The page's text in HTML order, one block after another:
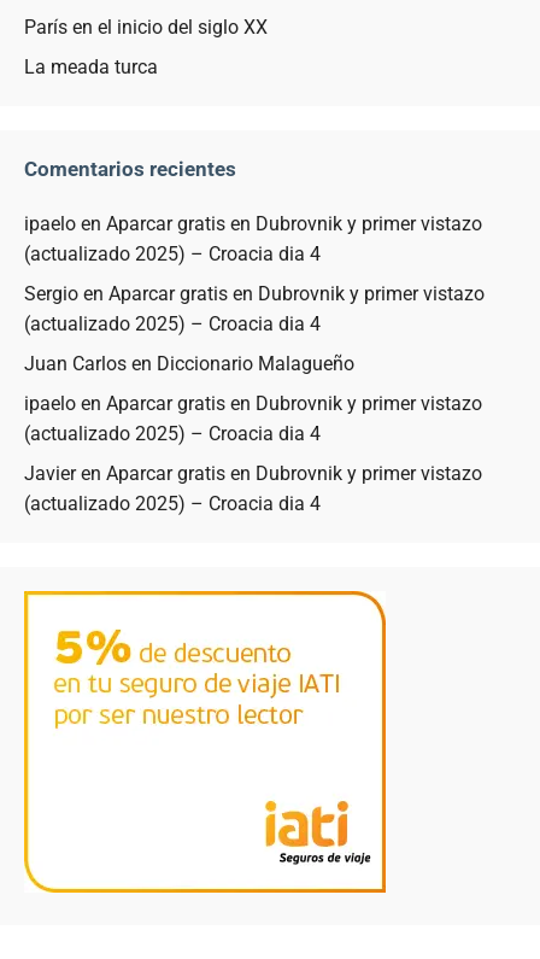
París en el inicio del siglo XX
La meada turca
Comentarios recientes
ipaelo en Aparcar gratis en Dubrovnik y primer vistazo
(actualizado 2025) – Croacia dia 4
Sergio en Aparcar gratis en Dubrovnik y primer vistazo
(actualizado 2025) – Croacia dia 4
Juan Carlos en Diccionario Malagueño
ipaelo en Aparcar gratis en Dubrovnik y primer vistazo
(actualizado 2025) – Croacia dia 4
Javieren Aparcar gratis en Dubrovnik y primer vistazo
(actualizado 2025) – Croacia dia 4